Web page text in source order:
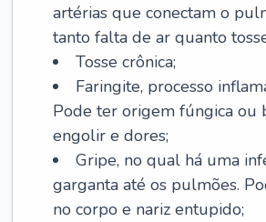
artérias que conectam o
tanto falta de ar quanto
Tosse crônica;
Faringite, processo
Pode ter origem fúngica ou
engolir e dores;
Gripe, no qual há uma
garganta até os pulmões.
no corpo e nariz entupido;